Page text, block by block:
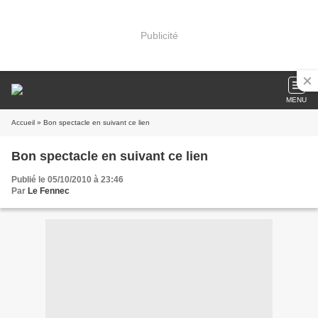
Publicité
MENU
Accueil » Bon spectacle en suivant ce lien
Bon spectacle en suivant ce lien
Publié le 05/10/2010 à 23:46
Par Le Fennec